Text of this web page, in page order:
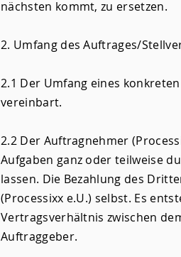
nächsten kommt, zu ersetzen.
2. Umfang des Auftrages/
2.1 Der Umfang eines
vereinbart.
2.2 Der Auftragnehmer
Aufgaben ganz oder teilweise
lassen. Die Bezahlung des
(Processixx e.U.) selbst. Es
Vertragsverhältnis zwischen
Auftraggeber.